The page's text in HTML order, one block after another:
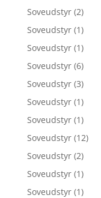
Soveudstyr (2)
Soveudstyr (1)
Soveudstyr (1)
Soveudstyr (6)
Soveudstyr (3)
Soveudstyr (1)
Soveudstyr (1)
Soveudstyr (12)
Soveudstyr (2)
Soveudstyr (1)
Soveudstyr (1)